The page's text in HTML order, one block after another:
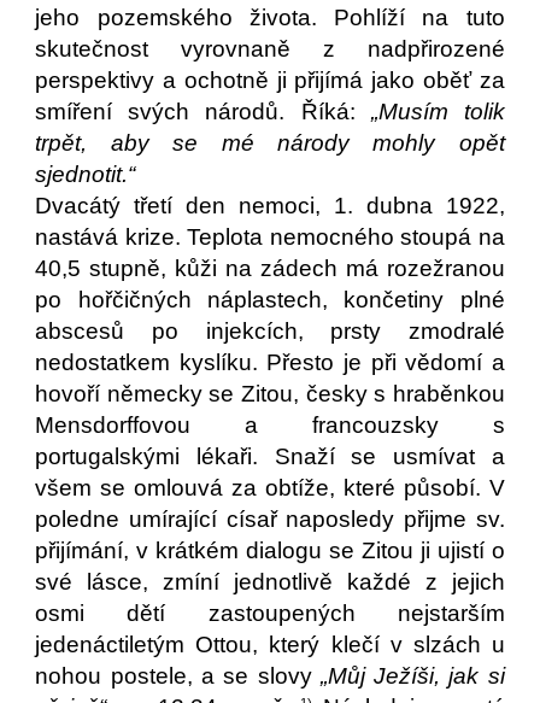
jeho pozemského života. Pohlíží na tuto
skutečnost vyrovnaně z nadpřirozené
perspektivy a ochotně ji přijímá jako oběť za
smíření svých národů. Říká: „Musím tolik
trpět, aby se mé národy mohly opět
sjednotit.“
Dvacátý třetí den nemoci, 1. dubna 1922,
nastává krize. Teplota nemocného stoupá na
40,5 stupně, kůži na zádech má rozežranou
po hořčičných náplastech, končetiny plné
abscesů po injekcích, prsty zmodralé
nedostatkem kyslíku. Přesto je při vědomí a
hovoří německy se Zitou, česky s hraběnkou
Mensdorffovou a francouzsky s
portugalskými lékaři. Snaží se usmívat a
všem se omlouvá za obtíže, které působí. V
poledne umírající císař naposledy přijme sv.
přijímání, v krátkém dialogu se Zitou ji ujistí o
své lásce, zmíní jednotlivě každé z jejich
osmi dětí zastoupených nejstarším
jedenáctiletým Ottou, který klečí v slzách u
nohou postele, a se slovy „Můj Ježíši, jak si